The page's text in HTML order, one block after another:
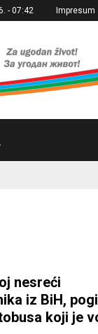
- 07:42 Impresum
nesreći
iz BiH,
koji je